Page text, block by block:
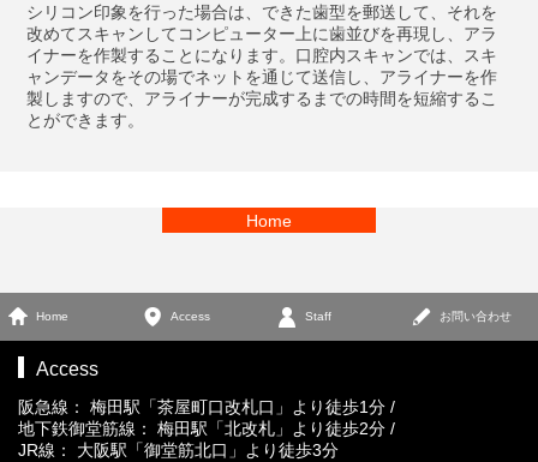
シリコン印象を行った場合は、できた歯型を郵送して、それを
改めてスキャンしてコンピューター上に歯並びを再現し、アラ
イナーを作製することになります。口腔内スキャンでは、スキ
ャンデータをその場でネットを通じて送信し、アライナーを作
製しますので、アライナーが完成するまでの時間を短縮するこ
とができます。
Home
Home Access Staff お問い合わせ
Access
阪急線： 梅田駅「茶屋町口改札口」より徒歩1分 /
地下鉄御堂筋線： 梅田駅「北改札」より徒歩2分 /
JR線： 大阪駅「御堂筋北口」より徒歩3分